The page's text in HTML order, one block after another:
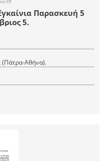
Οκτώβριος 5.
(Πάτρα-Αθήνα).